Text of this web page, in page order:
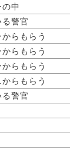
中
警官
らもらう
らもらう
らもらう
らもらう
警官